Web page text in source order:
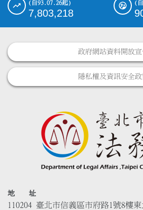
(自93.07.26起)
7,803,218
(
政府網站資料開放
隱私權及資訊安全
地 址
110204 臺北市信義區市府路1號8樓東